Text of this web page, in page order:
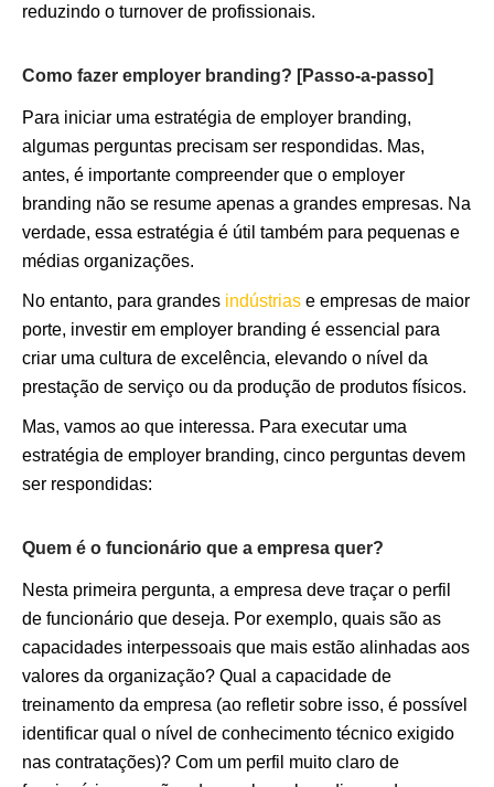
reduzindo o turnover de profissionais.
Como fazer employer branding? [Passo-a-passo]
Para iniciar uma estratégia de employer branding,
algumas perguntas precisam ser respondidas. Mas,
antes, é importante compreender que o employer
branding não se resume apenas a grandes empresas. Na
verdade, essa estratégia é útil também para pequenas e
médias organizações.
No entanto, para grandes indústrias e empresas de maior
porte, investir em employer branding é essencial para
criar uma cultura de excelência, elevando o nível da
prestação de serviço ou da produção de produtos físicos.
Mas, vamos ao que interessa. Para executar uma
estratégia de employer branding, cinco perguntas devem
ser respondidas:
Quem é o funcionário que a empresa quer?
Nesta primeira pergunta, a empresa deve traçar o perfil
de funcionário que deseja. Por exemplo, quais são as
capacidades interpessoais que mais estão alinhadas aos
valores da organização? Qual a capacidade de
treinamento da empresa (ao refletir sobre isso, é possível
identificar qual o nível de conhecimento técnico exigido
nas contratações)? Com um perfil muito claro de